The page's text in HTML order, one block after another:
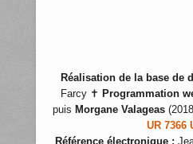
Réalisation de la base de
Farcy ✝ Programmation
puis Morgane Valageas
UR 7366
Référence électronique :